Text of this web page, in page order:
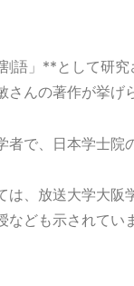
語」**として研究
んの著作が挙げ
者で、日本学士院
は、放送大学大阪
ども示されてい